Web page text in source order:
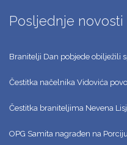
Posljednje novosti
Branitelji Dan pobjede obilježili
Čestitka načelnika Vidovića
Čestitka braniteljima Nevena
OPG Samita nagrađen na